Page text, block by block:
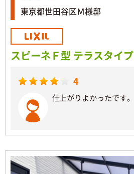
東京都世田谷区Ｍ様邸
スピーネＦ型 テラスタイプ
4
仕上がりよかったです。